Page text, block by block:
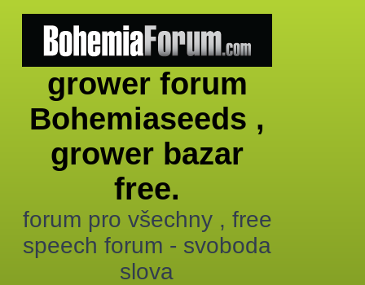
grower forum
Bohemiaseeds ,
grower bazar
free.
forum pro všechny , free
speech forum - svoboda
slova